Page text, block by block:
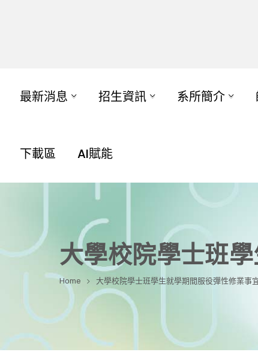
最新消息 招生資訊 系所簡介
下載區 AI賦能
大學校院學士班
Home 大學校院學士班學生就學期間服役彈性修業事